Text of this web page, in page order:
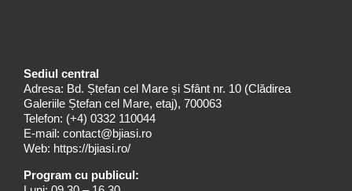
Sediul central
Adresa: Bd. Ștefan cel Mare și Sfânt nr. 10 (Clădirea
Galeriile Ștefan cel Mare, etaj), 700063
Telefon: (+4) 0332 110044
E-mail: contact@bjiasi.ro
Web: https://bjiasi.ro/
Program cu publicul: